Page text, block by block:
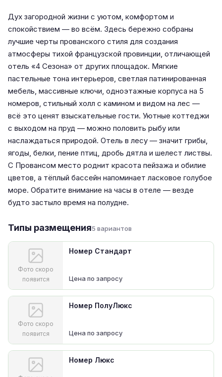
Дух загородной жизни с уютом, комфортом и
спокойствием — во всём. Здесь бережно собраны
лучшие черты прованского стиля для создания
атмосферы тихой французской провинции, отличающей
отель «4 Сезона» от других площадок. Мягкие
пастельные тона интерьеров, светлая патинированная
мебель, массивные ключи, одноэтажные корпуса на 5
номеров, стильный холл с камином и видом на лес —
всё это ценят взыскательные гости. Уютные коттеджи
с выходом на пруд — можно половить рыбу или
наслаждаться природой. Отель в лесу — значит грибы,
ягоды, белки, пение птиц, дробь дятла и шелест листвы.
С Провансом место роднит красота пейзажа и обилие
цветов, а тёплый бассейн напоминает ласковое голубое
море. Обратите внимание на часы в отеле — везде
будто застыло время на полудне.
Типы размещения5 вариантов
Фото скоро
появится
Номер Стандарт
Цена по запросу
Фото скоро
появится
Номер ПолуЛюкс
Цена по запросу
Номер Люкс